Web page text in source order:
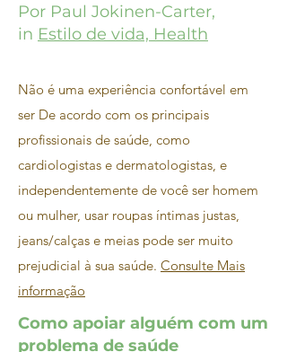
Por Paul Jokinen-Carter,
in Estilo de vida, Health
Não é uma experiência confortável em
ser De acordo com os principais
profissionais de saúde, como
cardiologistas e dermatologistas, e
independentemente de você ser homem
ou mulher, usar roupas íntimas justas,
jeans/calças e meias pode ser muito
prejudicial à sua saúde. Consulte Mais
informação
Como apoiar alguém com um
problema de saúde